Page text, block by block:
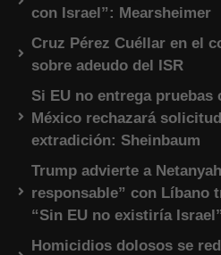
con Israel”: Mearsheimer
Cruz Pérez Cuéllar en el
sobre adeudo del ISR
Si EU no entrega pruebas
México rechazará
extradición: Sheinbaum
Trump advierte a
responsable” con Líbano
“Sin EU no existiría Israel”
Homicidios dolosos se